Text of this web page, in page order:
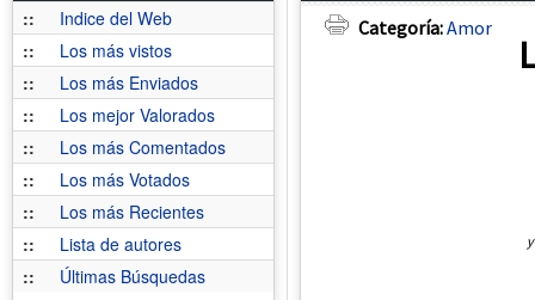
::
Indice del Web
::
Los más vistos
::
Los más Enviados
::
Los mejor Valorados
::
Los más Comentados
::
Los más Votados
::
Los más Recientes
::
Lista de autores
::
Últimas Búsquedas
Categoría:Amor